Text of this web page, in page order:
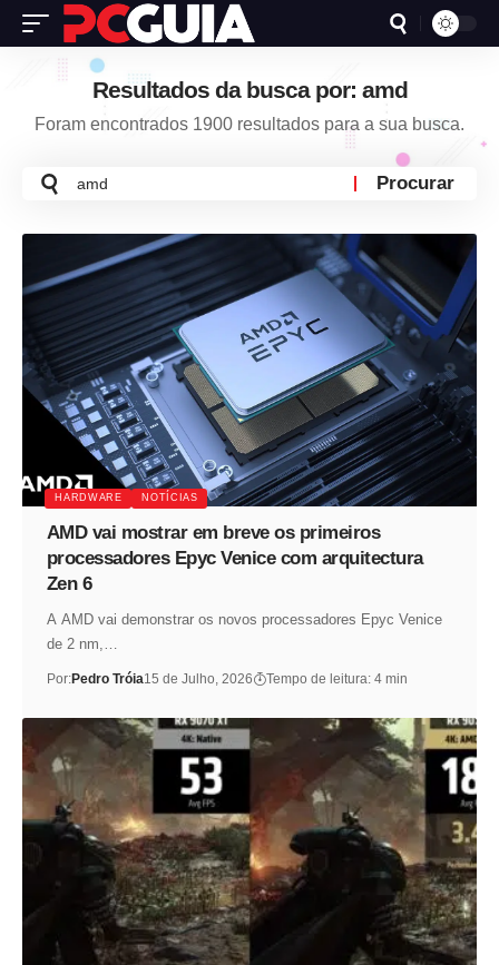
Resultados da busca por: amd
Foram encontrados 1900 resultados para a sua busca.
Busca
HARDWARE NOTÍCIAS
AMD vai mostrar em breve os primeiros
processadores Epyc Venice com arquitectura
Zen 6
A AMD vai demonstrar os novos processadores Epyc Venice
de 2 nm,…
Por:Pedro Tróia15 de Julho, 2026 Tempo de leitura: 4 min